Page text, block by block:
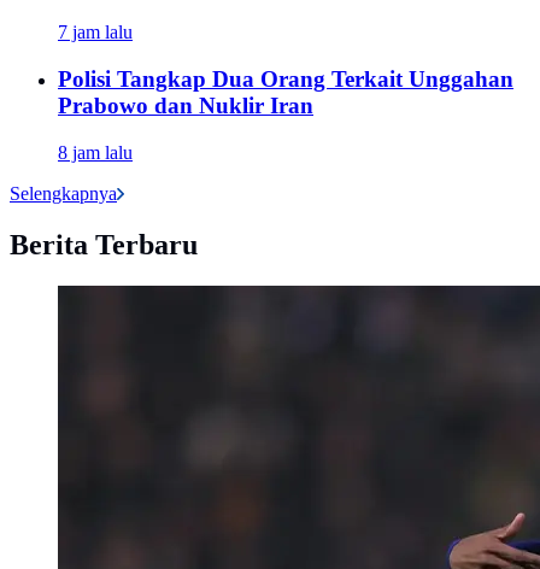
7 jam lalu
Polisi Tangkap Dua Orang Terkait Unggahan
Prabowo dan Nuklir Iran
8 jam lalu
Selengkapnya
Berita Terbaru